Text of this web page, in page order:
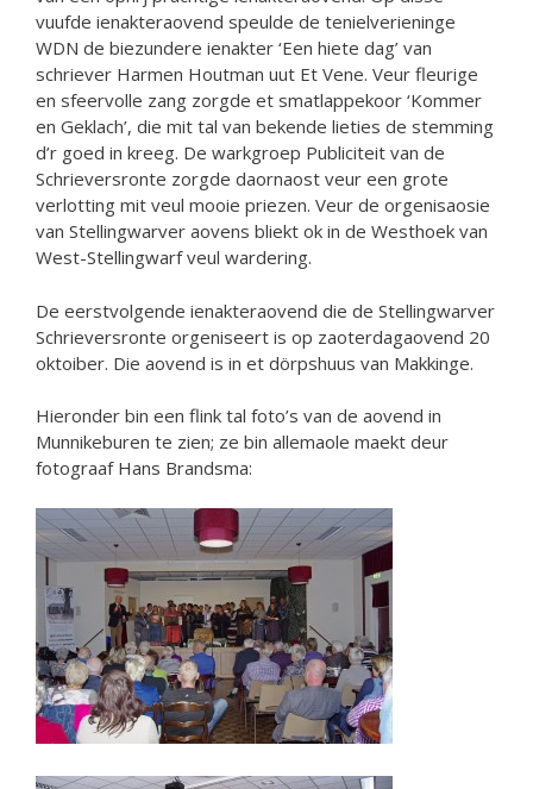
vuufde ienakteraovend speulde de tenielverieninge
WDN de biezundere ienakter ‘Een hiete dag’ van
schriever Harmen Houtman uut Et Vene. Veur fleurige
en sfeervolle zang zorgde et smatlappekoor ‘Kommer
en Geklach’, die mit tal van bekende lieties de stemming
d’r goed in kreeg. De warkgroep Publiciteit van de
Schrieversronte zorgde daornaost veur een grote
verlotting mit veul mooie priezen. Veur de orgenisaosie
van Stellingwarver aovens bliekt ok in de Westhoek van
West-Stellingwarf veul wardering.
De eerstvolgende ienakteraovend die de Stellingwarver
Schrieversronte orgeniseert is op zaoterdagaovend 20
oktoiber. Die aovend is in et dörpshuus van Makkinge.
Hieronder bin een flink tal foto’s van de aovend in
Munnikeburen te zien; ze bin allemaole maekt deur
fotograaf Hans Brandsma: